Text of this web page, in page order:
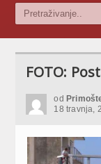
FOTO:
od
18 travnja,